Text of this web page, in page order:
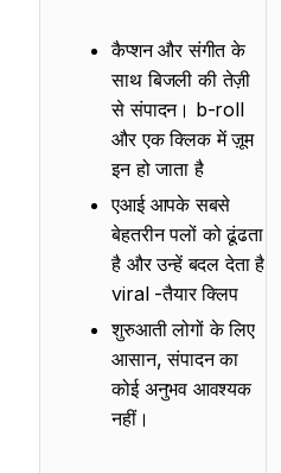
कैप्शन और संगीत के
साथ बिजली की तेज़ी
से संपादन। b-roll
और एक क्लिक में ज़ूम
इन हो जाता है
एआई आपके सबसे
बेहतरीन पलों को ढूंढता
है और उन्हें बदल देता है
viral -तैयार क्लिप
शुरुआती लोगों के लिए
आसान, संपादन का
कोई अनुभव आवश्यक
नहीं।